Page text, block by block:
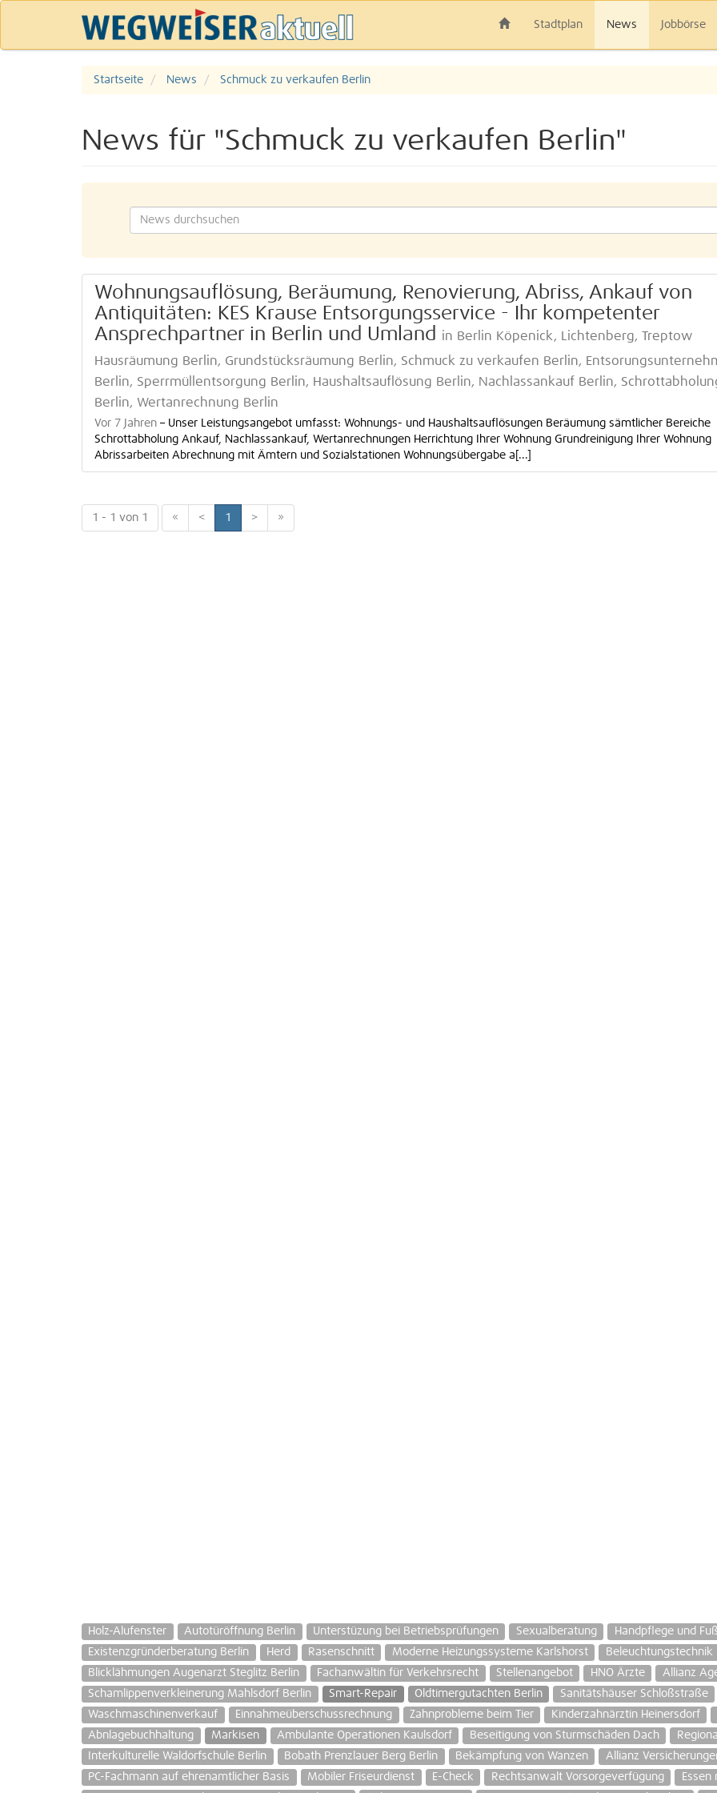
Stadtplan News Jobbörse
Startseite News Schmuck zu verkaufen Berlin
News für "Schmuck zu verkaufen Berlin"
Wohnungsauflösung, Beräumung, Renovierung, Abriss, Ankauf von
Antiquitäten: KES Krause Entsorgungsservice - Ihr kompetenter
Ansprechpartner in Berlin und Umland in Berlin Köpenick, Lichtenberg, Treptow
Hausräumung Berlin, Grundstücksräumung Berlin, Schmuck zu verkaufen Berlin,
Berlin, Sperrmüllentsorgung Berlin, Haushaltsauflösung Berlin, Nachlassankauf Berlin,
Berlin, Wertanrechnung Berlin
Vor 7 Jahren – Unser Leistungsangebot umfasst: Wohnungs- und Haushaltsauflösungen Beräumung sämtlicher Bereiche
Schrottabholung Ankauf, Nachlassankauf, Wertanrechnungen Herrichtung Ihrer Wohnung Grundreinigung Ihrer Wohnung
Abrissarbeiten Abrechnung mit Ämtern und Sozialstationen Wohnungsübergabe a[...]
1 - 1 von 1 « < 1 > »
Holz-Alufenster Autotüröffnung Berlin Unterstüzung bei Betriebsprüfungen Sexualberatung
Handpflege und
Existenzgründerberatung Berlin
Herd Rasenschnitt Moderne Heizungssysteme Karlshorst Beleuchtungstechnik
Blicklähmungen Augenarzt Steglitz Berlin
Fachanwältin für Verkehrsrecht Stellenangebot HNO Ärzte Allianz
Schamlippenverkleinerung Mahlsdorf Berlin
Smart-Repair Oldtimergutachten Berlin Sanitätshäuser Schloßstraße
Waschmaschinenverkauf
Einnahmeüberschussrechnung Zahnprobleme beim Tier Kinderzahnärztin Heinersdorf
Abnlagebuchhaltung
Markisen Ambulante Operationen Kaulsdorf Beseitigung von Sturmschäden Dach
Interkulturelle Waldorfschule Berlin
Bobath Prenzlauer Berg Berlin Bekämpfung von Wanzen Allianz
PC-Fachmann auf ehrenamtlicher Basis
Mobiler Friseurdienst E-Check Rechtsanwalt Vorsorgeverfügung
Essen